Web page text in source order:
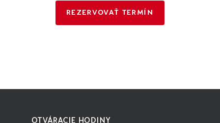
REZERVOVAŤ TERMÍN
OTVÁRACIE HODINY